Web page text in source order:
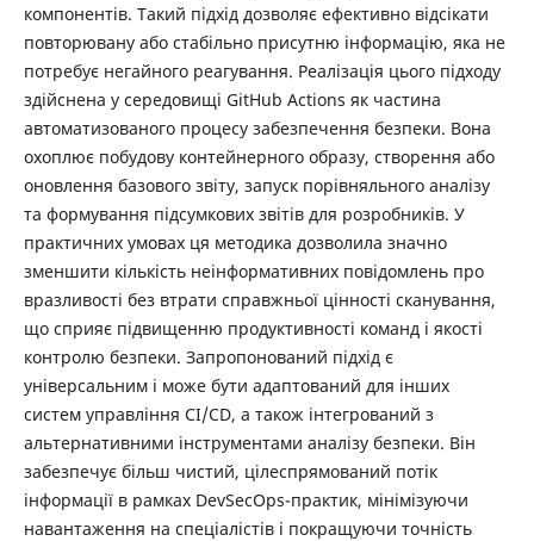
компонентів. Такий підхід дозволяє ефективно відсікати
повторювану або стабільно присутню інформацію, яка не
потребує негайного реагування. Реалізація цього підходу
здійснена у середовищі GitHub Actions як частина
автоматизованого процесу забезпечення безпеки. Вона
охоплює побудову контейнерного образу, створення або
оновлення базового звіту, запуск порівняльного аналізу
та формування підсумкових звітів для розробників. У
практичних умовах ця методика дозволила значно
зменшити кількість неінформативних повідомлень про
вразливості без втрати справжньої цінності сканування,
що сприяє підвищенню продуктивності команд і якості
контролю безпеки. Запропонований підхід є
універсальним і може бути адаптований для інших
систем управління CI/CD, а також інтегрований з
альтернативними інструментами аналізу безпеки. Він
забезпечує більш чистий, цілеспрямований потік
інформації в рамках DevSecOps-практик, мінімізуючи
навантаження на спеціалістів і покращуючи точність